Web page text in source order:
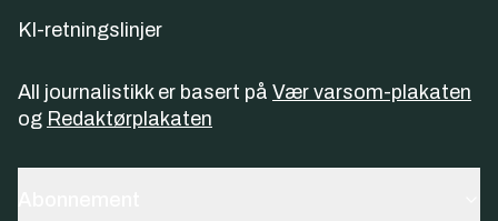
KI-retningslinjer
All journalistikk er basert på Vær varsom-plakaten
og Redaktørplakaten